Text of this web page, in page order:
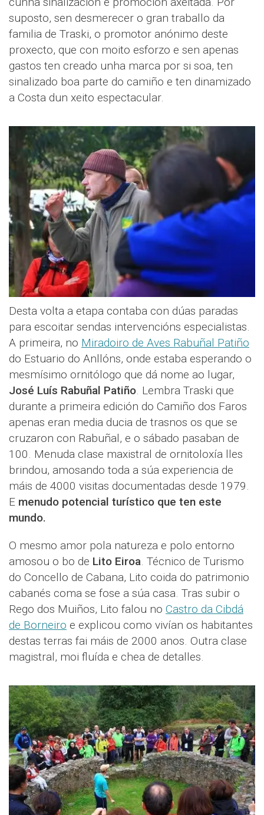
suposto, sen desmerecer o gran traballo da
familia de Traski, o promotor anónimo deste
proxecto, que con moito esforzo e sen apenas
gastos ten creado unha marca por si soa, ten
sinalizado boa parte do camiño e ten dinamizado
a Costa dun xeito espectacular.
Desta volta a etapa contaba con dúas paradas
para escoitar sendas intervencións especialistas.
A primeira, no Miradoiro de Aves Rabuñal Patiño
do Estuario do Anllóns, onde estaba esperando o
mesmísimo ornitólogo que dá nome ao lugar,
José Luís Rabuñal Patiño. Lembra Traski que
durante a primeira edición do Camiño dos Faros
apenas eran media ducia de trasnos os que se
cruzaron con Rabuñal, e o sábado pasaban de
100. Menuda clase maxistral de ornitoloxía lles
brindou, amosando toda a súa experiencia de
máis de 4000 visitas documentadas desde 1979.
E menudo potencial turístico que ten este
mundo.
O mesmo amor pola natureza e polo entorno
amosou o bo de Lito Eiroa. Técnico de Turismo
do Concello de Cabana, Lito coida do patrimonio
cabanés coma se fose a súa casa. Tras subir o
Rego dos Muiños, Lito falou no Castro da Cibdá
de Borneiro e explicou como vivían os habitantes
destas terras fai máis de 2000 anos. Outra clase
magistral, moi fluída e chea de detalles.